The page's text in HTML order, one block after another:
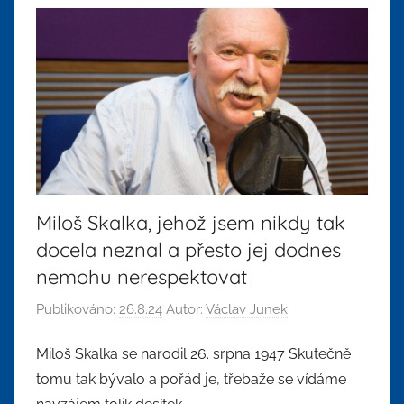
Miloš Skalka, jehož jsem nikdy tak
docela neznal a přesto jej dodnes
nemohu nerespektovat
Publikováno: 26.8.24 Autor: Václav Junek
Miloš Skalka se narodil 26. srpna 1947 Skutečně
tomu tak bývalo a pořád je, třebaže se vídáme